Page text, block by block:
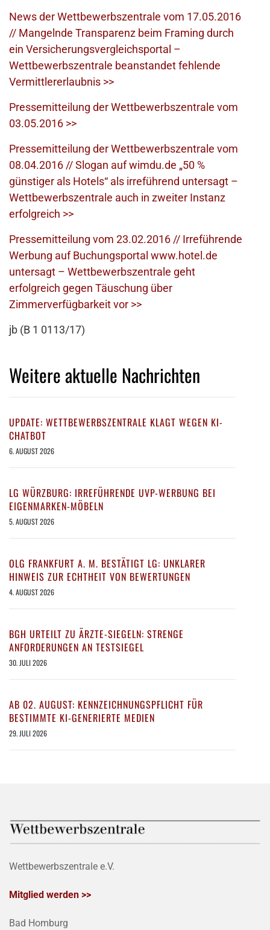
News der Wettbewerbszentrale vom 17.05.2016
// Mangelnde Transparenz beim Framing durch
ein Versicherungsvergleichsportal –
Wettbewerbszentrale beanstandet fehlende
Vermittlererlaubnis >>
Pressemitteilung der Wettbewerbszentrale vom
03.05.2016 >>
Pressemitteilung der Wettbewerbszentrale vom
08.04.2016 // Slogan auf wimdu.de „50 %
günstiger als Hotels“ als irreführend untersagt –
Wettbewerbszentrale auch in zweiter Instanz
erfolgreich >>
Pressemitteilung vom 23.02.2016 // Irreführende
Werbung auf Buchungsportal www.hotel.de
untersagt – Wettbewerbszentrale geht
erfolgreich gegen Täuschung über
Zimmerverfügbarkeit vor >>
jb (B 1 0113/17)
Weitere aktuelle Nachrichten
UPDATE: WETTBEWERBSZENTRALE KLAGT WEGEN KI-
CHATBOT
6. AUGUST 2026
LG WÜRZBURG: IRREFÜHRENDE UVP-WERBUNG BEI
EIGENMARKEN-MÖBELN
5. AUGUST 2026
OLG FRANKFURT A. M. BESTÄTIGT LG: UNKLARER
HINWEIS ZUR ECHTHEIT VON BEWERTUNGEN
4. AUGUST 2026
BGH URTEILT ZU ÄRZTE-SIEGELN: STRENGE
ANFORDERUNGEN AN TESTSIEGEL
30. JULI 2026
AB 02. AUGUST: KENNZEICHNUNGSPFLICHT FÜR
BESTIMMTE KI-GENERIERTE MEDIEN
29. JULI 2026
Wettbewerbszentrale e.V.
Mitglied werden >>
Bad Homburg